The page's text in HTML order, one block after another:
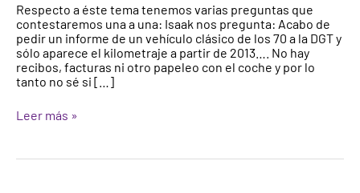
Respecto a éste tema tenemos varias preguntas que
contestaremos una a una: Isaak nos pregunta: Acabo de
pedir un informe de un vehículo clásico de los 70 a la DGT y
sólo aparece el kilometraje a partir de 2013…. No hay
recibos, facturas ni otro papeleo con el coche y por lo
tanto no sé si […]
kilometraje
real
de
un
vehículo?
Leer más »